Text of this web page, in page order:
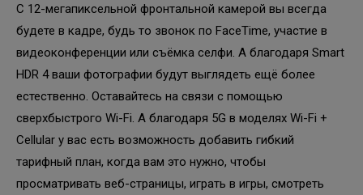
С 12-мегапиксельной фронтальной камерой вы всегда
будете в кадре, будь то звонок по FaceTime, участие в
видеоконференции или съёмка селфи. А благодаря Smart
HDR 4 ваши фотографии будут выглядеть ещё более
естественно. Оставайтесь на связи с помощью
сверхбыстрого Wi-Fi. А благодаря 5G в моделях Wi-Fi +
Cellular у вас есть возможность добавить гибкий
тарифный план, когда вам это нужно, чтобы
просматривать веб-страницы, играть в игры, смотреть